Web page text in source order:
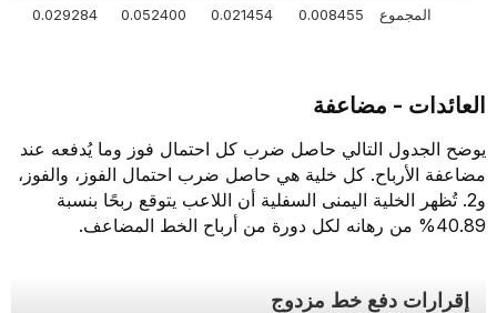
المجموع 0.008455
0.021454
0.052400
0.029284
العائدات - مضاعفة
يوضح الجدول التالي حاصل ضرب كل احتمال فوز وما يُدفعه عند
مضاعفة الأرباح. كل خلية هي حاصل ضرب احتمال الفوز، والفوز،
و2. تُظهر الخلية اليمنى السفلية أن اللاعب يتوقع ربحًا بنسبة
40.89% من رهانه لكل دورة من أرباح الخط المضاعف.
إقرارات دفع خط مزدوج